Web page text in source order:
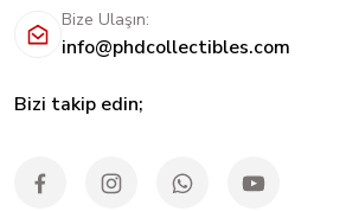
Bize Ulaşın:
info@phdcollectibles.com
Bizi takip edin;